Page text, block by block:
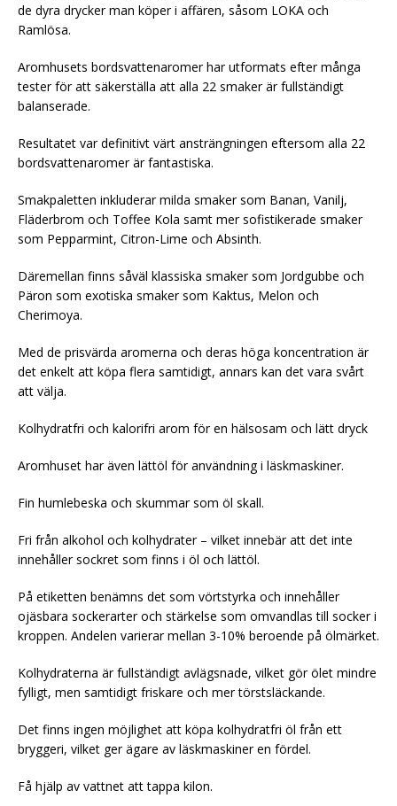
de dyra drycker man köper i affären, såsom LOKA och
Ramlösa.
Aromhusets bordsvattenaromer har utformats efter många
tester för att säkerställa att alla 22 smaker är fullständigt
balanserade.
Resultatet var definitivt värt ansträngningen eftersom alla 22
bordsvattenaromer är fantastiska.
Smakpaletten inkluderar milda smaker som Banan, Vanilj,
Fläderbrom och Toffee Kola samt mer sofistikerade smaker
som Pepparmint, Citron-Lime och Absinth.
Däremellan finns såväl klassiska smaker som Jordgubbe och
Päron som exotiska smaker som Kaktus, Melon och
Cherimoya.
Med de prisvärda aromerna och deras höga koncentration är
det enkelt att köpa flera samtidigt, annars kan det vara svårt
att välja.
Kolhydratfri och kalorifri arom för en hälsosam och lätt dryck
Aromhuset har även lättöl för användning i läskmaskiner.
Fin humlebeska och skummar som öl skall.
Fri från alkohol och kolhydrater – vilket innebär att det inte
innehåller sockret som finns i öl och lättöl.
På etiketten benämns det som vörtstyrka och innehåller
ojäsbara sockerarter och stärkelse som omvandlas till socker i
kroppen. Andelen varierar mellan 3-10% beroende på ölmärket.
Kolhydraterna är fullständigt avlägsnade, vilket gör ölet mindre
fylligt, men samtidigt friskare och mer törstsläckande.
Det finns ingen möjlighet att köpa kolhydratfri öl från ett
bryggeri, vilket ger ägare av läskmaskiner en fördel.
Få hjälp av vattnet att tappa kilon.